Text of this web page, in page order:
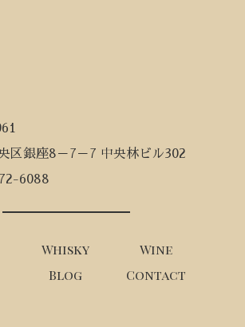
区銀座8－7－7 中央林ビル302
6088
Whisky
Wine
Blog Contact